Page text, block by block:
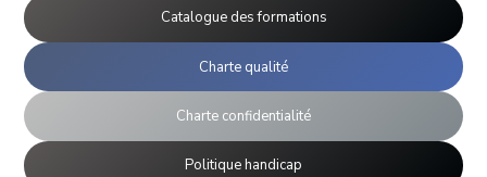
Catalogue des formations
Charte qualité
Charte confidentialité
Politique handicap